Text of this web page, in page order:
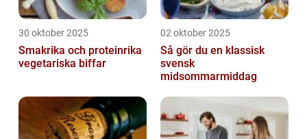
30 oktober 2025
Smakrika och proteinrika
vegetariska biffar
02 oktober 2025
Så gör du en klassisk
svensk
midsommarmiddag